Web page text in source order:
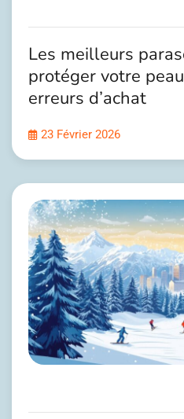
Les meilleurs
protéger votre
erreurs d’achat
23 Février 2026